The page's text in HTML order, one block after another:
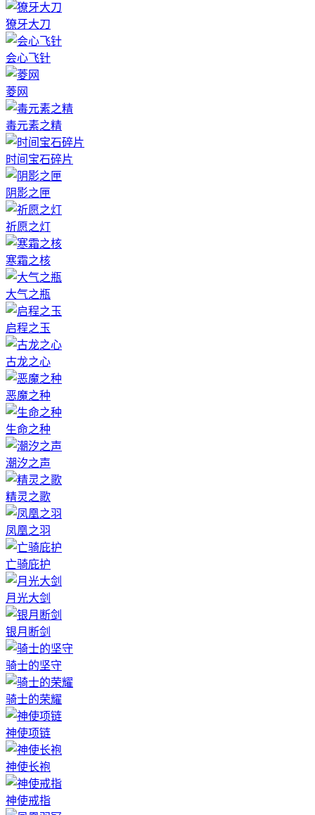
獠牙大刀
会心飞针
菱网
毒元素之精
时间宝石碎片
阴影之匣
祈愿之灯
寒霜之核
大气之瓶
启程之玉
古龙之心
恶魔之种
生命之种
潮汐之声
精灵之歌
凤凰之羽
亡骑庇护
月光大剑
银月断剑
骑士的坚守
骑士的荣耀
神使项链
神使长袍
神使戒指